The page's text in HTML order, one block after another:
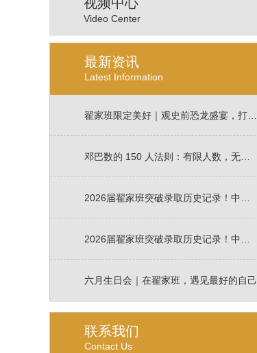
Video Center
最新资讯
Latest Information
六月生日会｜在翟家班，遇见最好的自己
联系我们
Contact Us